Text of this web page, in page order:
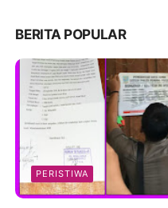
BERITA POPULAR
PERISTIWA